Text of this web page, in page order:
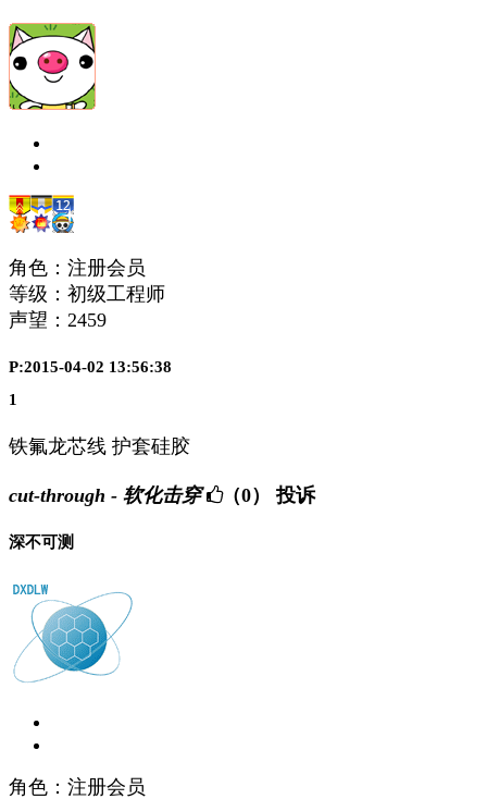
角色：注册会员
等级：初级工程师
声望： 2459
P:2015-04-02 13:56:38
1
铁氟龙芯线 护套硅胶
cut-through - 软化击穿 （0） 投诉
深不可测
角色：注册会员